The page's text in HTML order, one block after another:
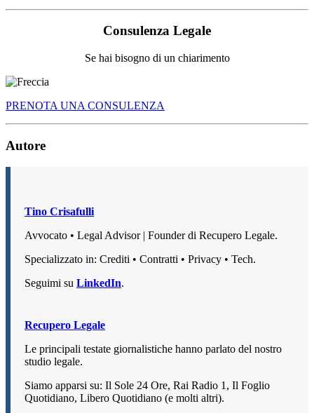
Consulenza Legale
Se hai bisogno di un chiarimento
PRENOTA UNA CONSULENZA
Autore
Tino Crisafulli
Avvocato • Legal Advisor | Founder di Recupero Legale.
Specializzato in: Crediti • Contratti • Privacy • Tech.
Seguimi su LinkedIn.
Recupero Legale
Le principali testate giornalistiche hanno parlato del nostro
studio legale.
Siamo apparsi su: Il Sole 24 Ore, Rai Radio 1, Il Foglio
Quotidiano, Libero Quotidiano (e molti altri).